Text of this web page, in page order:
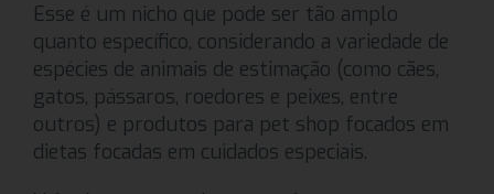
Esse é um nicho que pode ser tão amplo
quanto específico, considerando a variedade de
espécies de animais de estimação (como cães,
gatos, pássaros, roedores e peixes, entre
outros) e produtos para pet shop focados em
dietas focadas em cuidados especiais.